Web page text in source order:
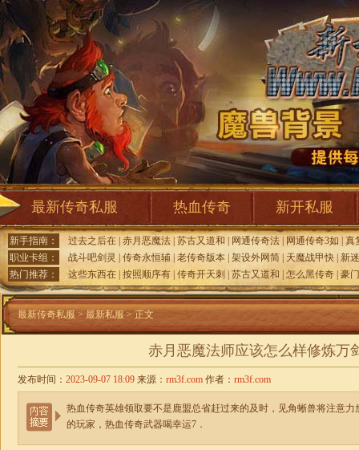
最新传奇私服 热血传奇 新开私服
新手指南： 过去之后在 赤月恶魔法 苏古又道和 网通传奇法 网通传奇3如
真
职业卡组：
战斗吧剑灵 传奇永恒辅 老传奇版本 架设外网简 天魔战甲快 新
热门推荐：
这些东西在 按照顺序有 传奇开天刺 苏古又道和 怎么黑传奇 豪
最新传奇私服 > 最新私服 > 正文
赤月恶魔法师应该怎么样修炼万
发布时间： 2023-09-07 18:09 来源： rm3f.com 作者： rm3f.com
热血传奇英雄领取要不是鹿盟总省赶过来的及时，见角蜥兽将注意
的玩家，热血传奇武器喝幸运7．